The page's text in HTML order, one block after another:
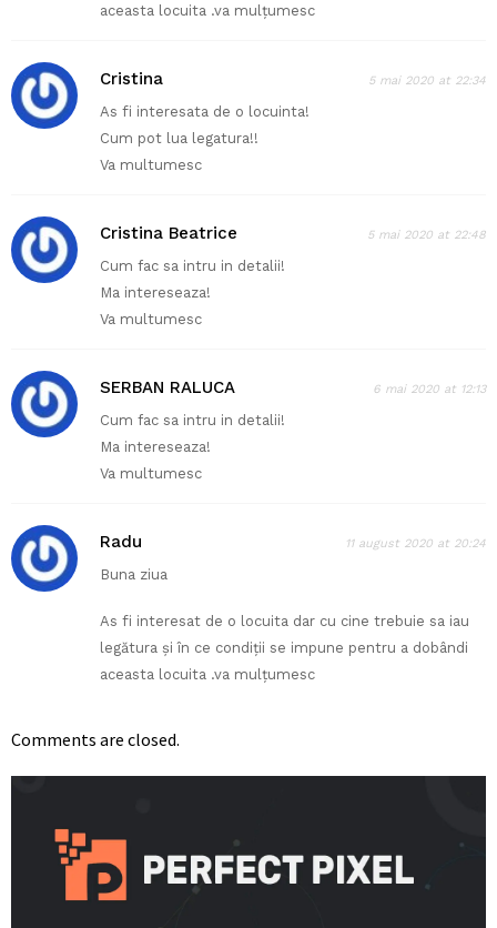
aceasta locuita .va mulțumesc
Cristina 5 mai 2020 at 22:34
As fi interesata de o locuinta!
Cum pot lua legatura!!
Va multumesc
Cristina Beatrice 5 mai 2020 at 22:48
Cum fac sa intru in detalii!
Ma intereseaza!
Va multumesc
SERBAN RALUCA 6 mai 2020 at 12:13
Cum fac sa intru in detalii!
Ma intereseaza!
Va multumesc
Radu 11 august 2020 at 20:24
Buna ziua
As fi interesat de o locuita dar cu cine trebuie sa iau
legătura și în ce condiții se impune pentru a dobândi
aceasta locuita .va mulțumesc
Comments are closed.